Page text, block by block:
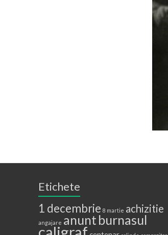
Etichete
1 decembrie 8 martie achizitie
angajare anunt burnasul